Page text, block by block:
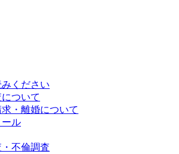
ください
ついて
・離婚について
ール
不倫調査